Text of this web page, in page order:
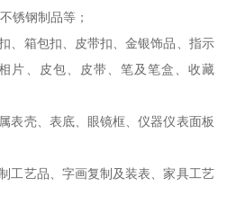
锈钢制品等；
、箱包扣、皮带扣、金银饰品、指示
片、皮包、皮带、笔及笔盒、收藏
表壳、表底、眼镜框、仪器仪表面板
工艺品、字画复制及装表、家具工艺